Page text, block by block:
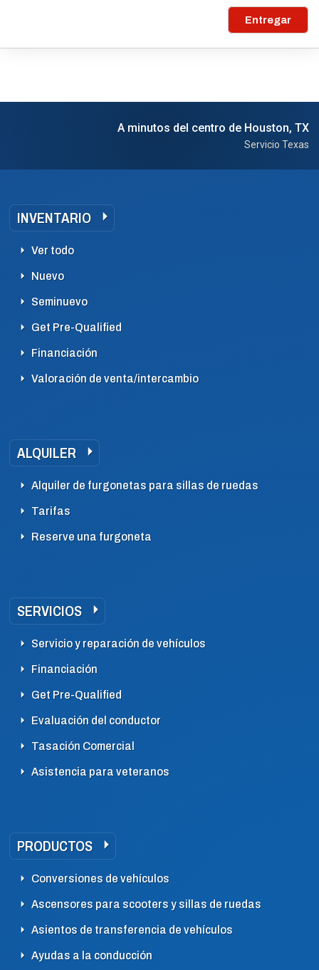
Entregar
A minutos del centro de Houston, TX
Servicio Texas
INVENTARIO
Ver todo
Nuevo
Seminuevo
Get Pre-Qualified
Financiación
Valoración de venta/intercambio
ALQUILER
Alquiler de furgonetas para sillas de ruedas
Tarifas
Reserve una furgoneta
SERVICIOS
Servicio y reparación de vehículos
Financiación
Get Pre-Qualified
Evaluación del conductor
Tasación Comercial
Asistencia para veteranos
PRODUCTOS
Conversiones de vehículos
Ascensores para scooters y sillas de ruedas
Asientos de transferencia de vehículos
Ayudas a la conducción